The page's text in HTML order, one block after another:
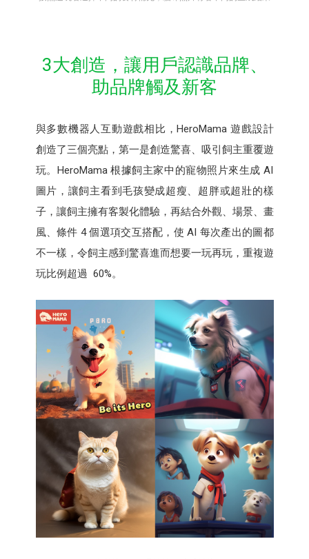
3大創造，讓用戶認識品牌、
助品牌觸及新客
與多數機器人互動遊戲相比，HeroMama 遊戲設計
創造了三個亮點，第一是創造驚喜、吸引飼主重覆遊
玩。HeroMama 根據飼主家中的寵物照片來生成 AI
圖片，讓飼主看到毛孩變成超瘦、超胖或超壯的樣
子，讓飼主擁有客製化體驗，再結合外觀、場景、畫
風、條件 4 個選項交互搭配，使 AI 每次產出的圖都
不一樣，令飼主感到驚喜進而想要一玩再玩，重複遊
玩比例超過 60%。